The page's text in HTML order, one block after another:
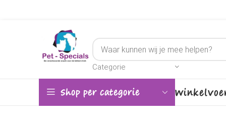
Categorie
Shop per categorie Winkel